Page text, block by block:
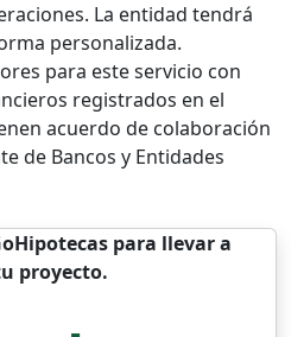
La entidad tendrá
personalizada.
para este servicio con
registrados en el
acuerdo de colaboración
de Bancos y Entidades
para llevar a
proyecto.